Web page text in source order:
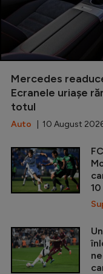
Mercedes
Ecranele uriașe
totul
Auto | 10 August